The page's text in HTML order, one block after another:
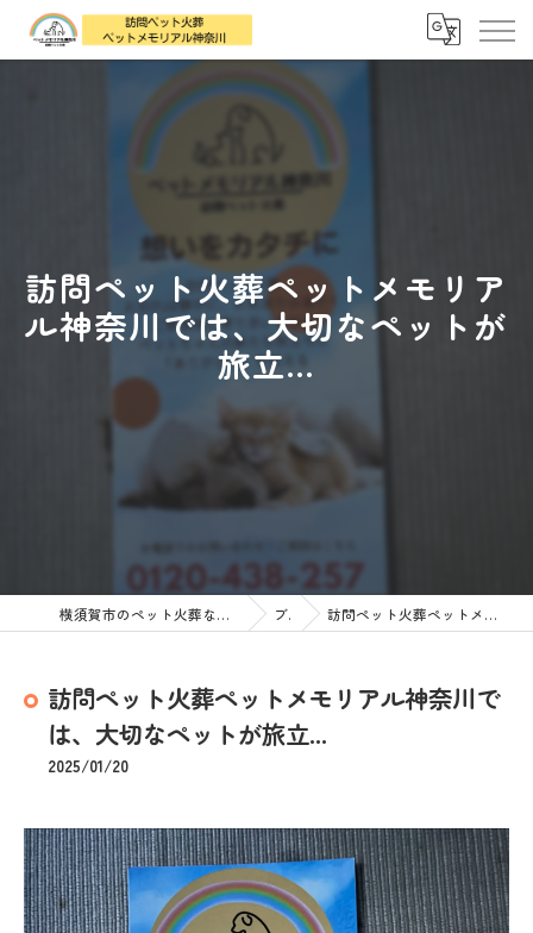
訪問ペット火葬ペットメモリア
ル神奈川では、大切なペットが
旅立...
横須賀市のペット火葬なら訪問ペット火葬 ペットメモリアル神奈川 ブログ 訪問ペット火葬ペットメモリアル神奈川では、大切なペットが旅立...
訪問ペット火葬ペットメモリアル神奈川で
は、大切なペットが旅立...
2025/01/20